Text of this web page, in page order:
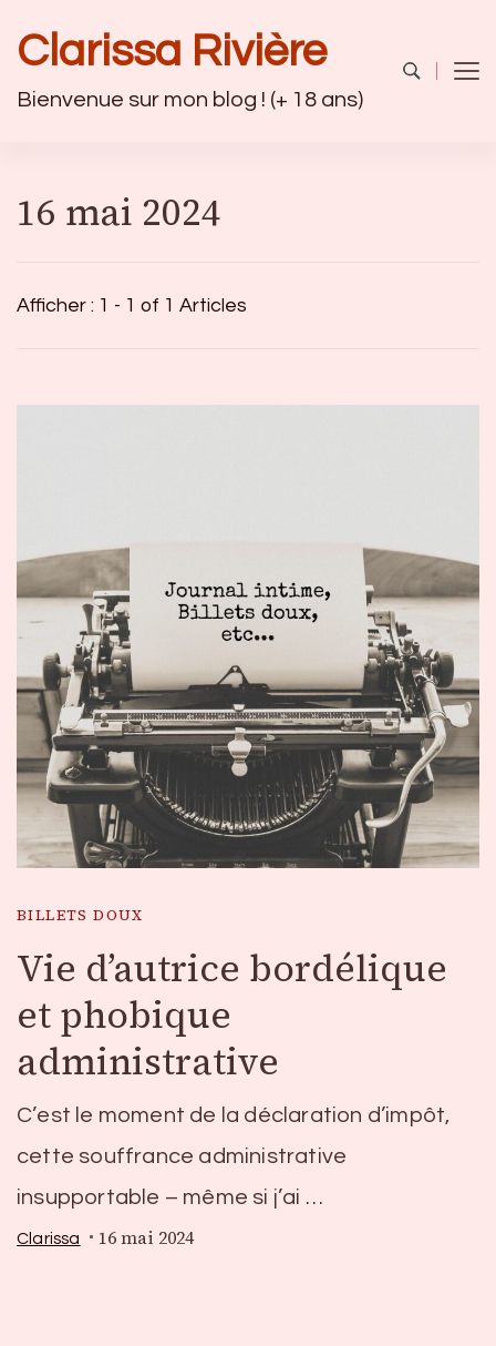
Clarissa Rivière
Bienvenue sur mon blog ! (+ 18 ans)
16 mai 2024
Afficher : 1 - 1 of 1 Articles
BILLETS DOUX
Vie d’autrice bordélique
et phobique
administrative
C’est le moment de la déclaration d’impôt,
cette souffrance administrative
insupportable – même si j’ai …
Clarissa 16 mai 2024